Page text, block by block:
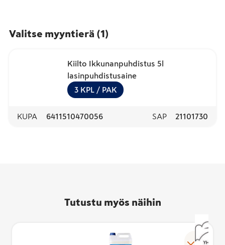
Valitse myyntierä (1)
Kiilto Ikkunanpuhdistus 5l
lasinpuhdistusaine
3 KPL / PAK
KUPA 6411510470056 SAP 21101730
Tutustu myös näihin